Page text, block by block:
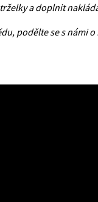
a doplnit
podělte se s námi o